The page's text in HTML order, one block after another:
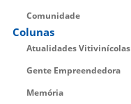
Comunidade
Colunas
Atualidades Vitivinícolas
Gente Empreendedora
Memória